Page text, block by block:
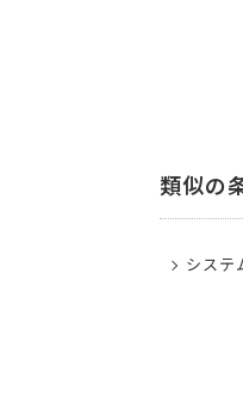
類似の
システ